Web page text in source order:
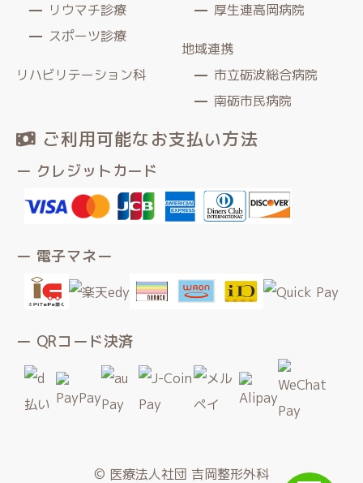
リウマチ診療
スポーツ診療
リハビリテーション科
厚生連高岡病院
地域連携
市立砺波総合病院
南砺市民病院
ご利用可能なお支払い方法
ー クレジットカード
ー 電子マネー
ー QRコード決済
© 医療法人社団 吉岡整形外科